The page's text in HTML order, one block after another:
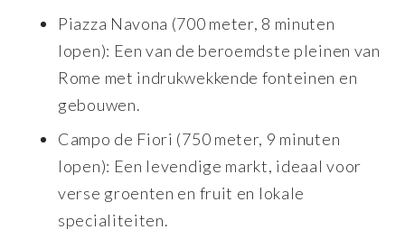
Piazza Navona (700 meter, 8 minuten
lopen): Een van de beroemdste pleinen van
Rome met indrukwekkende fonteinen en
gebouwen.
Campo de Fiori (750 meter, 9 minuten
lopen): Een levendige markt, ideaal voor
verse groenten en fruit en lokale
specialiteiten.